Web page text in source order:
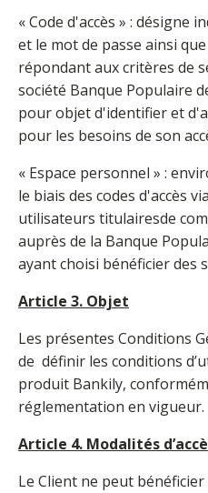
« Code d'accès » : désigne
et le mot de passe ainsi
répondant aux critères de
société Banque Populaire
pour objet d'identifier et
pour les besoins de son
« Espace personnel » :
le biais des codes d'accès
utilisateurs titulairesde
auprès de la Banque
ayant choisi bénéficier des
Article 3. Objet
Les présentes Conditions
de définir les conditions
produit Bankily,
réglementation en vigueur.
Article 4. Modalités
Le Client ne peut